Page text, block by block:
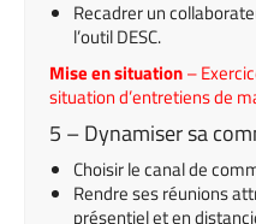
Recadrer un
l’outil DESC.
Mise en situation–
situation d’entretiens de
5 – Dynamiser sa
Choisir le canal de
Rendre ses réunions
présentiel et en